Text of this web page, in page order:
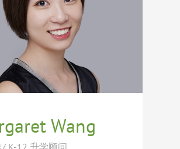
逻辑有深刻理解。
整体申请布局方面拥有丰富经
终坚持引导学生真诚表达自
现最优秀的自己。
学等美国顶尖名校录取，同时
多学生进入英国G5大学、加
尖大学及香港知名学府。凭借
视野与丰富的申请经验，他致
助每一位学生突破边界，找到
自己的成长与发展道路。
Wang